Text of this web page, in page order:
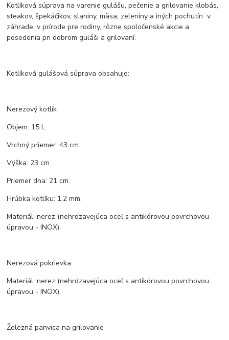
Kotlíková súprava na varenie gulášu, pečenie a grilovanie klobás,
steakov, špekáčikov, slaniny, mäsa, zeleniny a iných pochutín v
záhrade, v prírode pre rodiny, rôzne spoločenské akcie a
posedenia pri dobrom guláši a grilovaní.
Kotlíková gulášová súprava obsahuje:
Nerezový kotlík
Objem: 15 L.
Vrchný priemer: 43 cm.
Výška: 23 cm.
Priemer dna: 21 cm.
Hrúbka kotlíku: 1,2 mm.
Materiál: nerez (nehrdzavejúca oceľ s antikórovou povrchovou
úpravou - INOX).
Nerezová pokrievka
Materiál: nerez (nehrdzavejúca oceľ s antikórovou povrchovou
úpravou - INOX).
Železná panvica na grilovanie